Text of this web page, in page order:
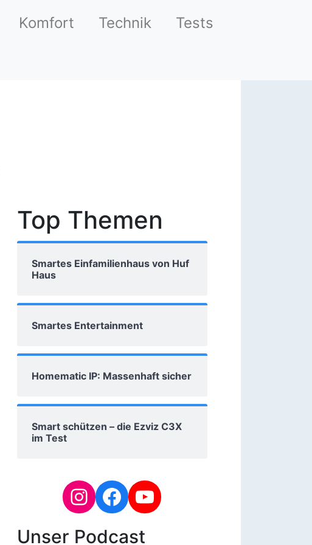
Komfort Technik
Tests
Top Themen
Smartes Einfamilienhaus von Huf
Haus
Smartes Entertainment
Homematic IP: Massenhaft sicher
Smart schützen – die Ezviz C3X
im Test
Unser Podcast